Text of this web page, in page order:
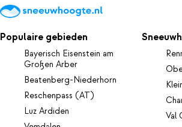
Populaire gebieden
Bayerisch Eisenstein am
Großen Arber
Beatenberg-Niederhorn
Reschenpass (AT)
Luz Ardiden
Val